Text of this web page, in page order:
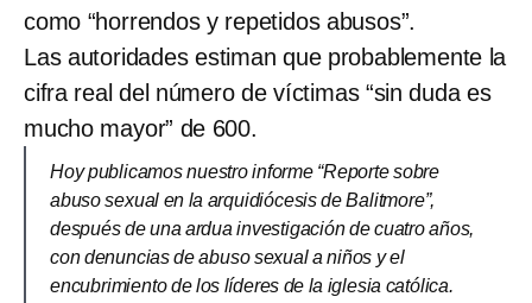
como “horrendos y repetidos abusos”.
Las autoridades estiman que probablemente la
cifra real del número de víctimas “sin duda es
mucho mayor” de 600.
Hoy publicamos nuestro informe “Reporte sobre
abuso sexual en la arquidiócesis de Balitmore”,
después de una ardua investigación de cuatro años,
con denuncias de abuso sexual a niños y el
encubrimiento de los líderes de la iglesia católica.